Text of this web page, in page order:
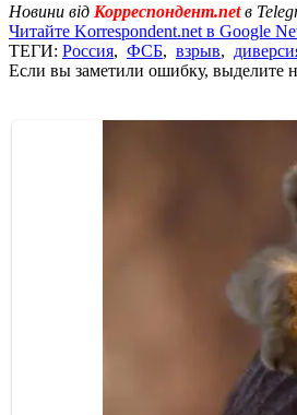
Новини від Корреспондент.netв
Читайте Korrespondent.net в Google
ТЕГИ: Россия, ФСБ, взрыв,
Если вы заметили ошибку, выделите